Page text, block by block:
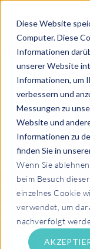
Diese Website
Computer. Diese
Informationen
unserer Website
Informationen, um
verbessern und
Messungen zu
Website und
Informationen zu
finden Sie in
Wenn Sie
beim Besuch
einzelnes Cookie
verwendet, um
nachverfolgt